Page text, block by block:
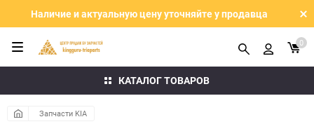
Наличие и актуальную цену уточняйте у продавца
КАТАЛОГ ТОВАРОВ
0
Запчасти KIA